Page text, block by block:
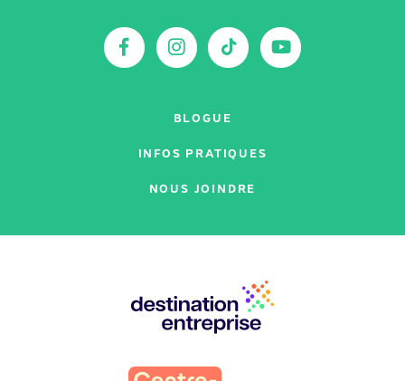
Facebook
Instagram
TikTok
BLOGUE
INFOS PRATIQUES
NOUS JOINDRE
partenaires
: